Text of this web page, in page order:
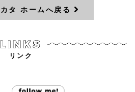
タ ホームへ戻る
リンク